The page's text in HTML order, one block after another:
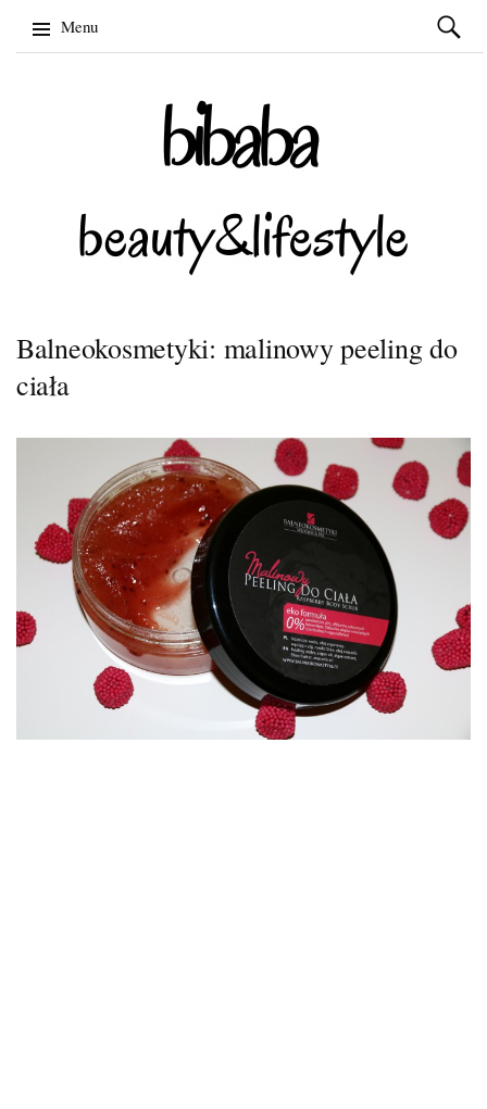
Menu
Szukaj:
Balneokosmetyki: malinowy peeling do
ciała